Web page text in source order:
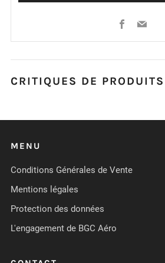
Facebook
Email
CRITIQUES DE PRODUITS
MENU
Conditions Générales de Vente
Mentions légales
Protection des données
L'engagement de BGC Aéro